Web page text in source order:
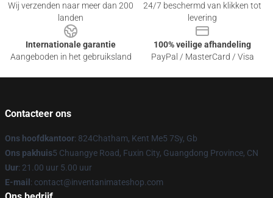
Wij verzenden naar meer dan 200
landen
24/7 beschermd van klikken tot
levering
Internationale garantie
Aangeboden in het gebruiksland
100% veilige afhandeling
PayPal / MasterCard / Visa
Contacteer ons
Ons hoofdkantoor: 824Chatham, Kent Me5 7Sy, Gb
Ons pakhuis5 Chuangye Road, Fuxin City, Guangdong Province, CN
Uur: 21.00 uur 5.00 uur
E-mail : contact@inventanimateshop.com